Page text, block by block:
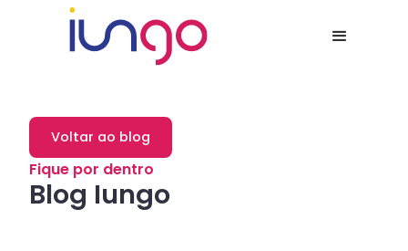
Fique por dentro
Blog Iungo
Voltar ao blog